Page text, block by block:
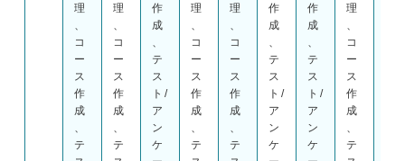
理
コ
ー
ス
作
成
テ
理
コ
ー
ス
作
成
テ
作
成
テ
ス
ト/
ア
ン
ケ
理
コ
ー
ス
作
成
テ
理
コ
ー
ス
作
成
テ
作
成
テ
ス
ト/
ア
ン
ケ
作
成
テ
ス
ト/
ア
ン
ケ
理
コ
ー
ス
作
成
テ